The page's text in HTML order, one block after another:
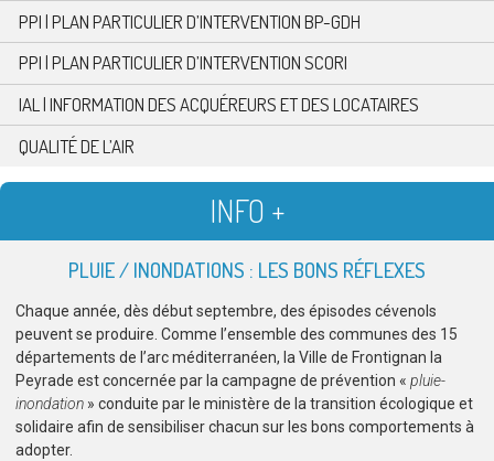
PPI | PLAN PARTICULIER D’INTERVENTION BP-GDH
PPI | PLAN PARTICULIER D’INTERVENTION SCORI
IAL | INFORMATION DES ACQUÉREURS ET DES LOCATAIRES
QUALITÉ DE L’AIR
INFO +
PLUIE / INONDATIONS : LES BONS RÉFLEXES
Chaque année, dès début septembre, des épisodes cévenols
peuvent se produire. Comme l’ensemble des communes des 15
départements de l’arc méditerranéen, la Ville de Frontignan la
Peyrade est concernée par la campagne de prévention « pluie-
inondation » conduite par le ministère de la transition écologique et
solidaire afin de sensibiliser chacun sur les bons comportements à
adopter.